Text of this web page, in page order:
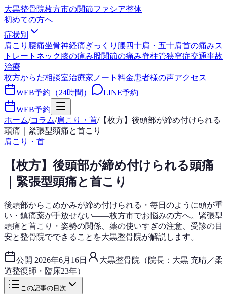
大黒整骨院枚方市の関節ファシア整体
初めての方へ
症状別
肩こり 腰痛坐骨神経痛ぎっくり腰四十肩・五十肩首の痛みス
トレートネック膝の痛み股関節の痛み脊柱管狭窄症交通事故
治療
枚方からだ相談室治療家ノート 料金患者様の声アクセス
WEB予約（24時間）
LINE予約
WEB予約
ホーム/コラム/肩こり・首/【枚方】後頭部が締め付けられる
頭痛｜緊張型頭痛と首こり
肩こり・首
【枚方】後頭部が締め付けられる頭痛
｜緊張型頭痛と首こり
後頭部からこめかみが締め付けられる・毎日のように頭が重
い・鎮痛薬が手放せない——枚方市でお悩みの方へ。緊張型
頭痛と首こり・姿勢の関係、薬の使いすぎの注意、受診の目
安と整骨院でできることを大黒整骨院が解説します。
公開 2026年6月16日
大黒整骨院（院長：大黒 充晴／柔
道整復師・臨床23年）
この記事の目次